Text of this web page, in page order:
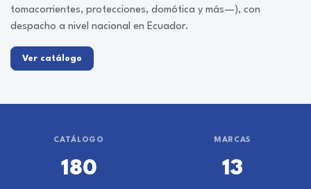
tomacorrientes, protecciones, domótica y más—), con
despacho a nivel nacional en Ecuador.
Ver catálogo
CATÁLOGO
180
MARCAS
13